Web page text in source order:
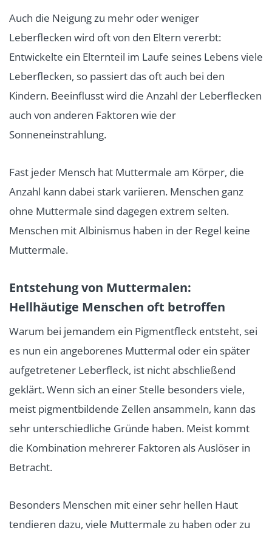
Auch die Neigung zu mehr oder weniger
Leberflecken wird oft von den Eltern vererbt:
Entwickelte ein Elternteil im Laufe seines Lebens viele
Leberflecken, so passiert das oft auch bei den
Kindern. Beeinflusst wird die Anzahl der Leberflecken
auch von anderen Faktoren wie der
Sonneneinstrahlung.
Fast jeder Mensch hat Muttermale am Körper, die
Anzahl kann dabei stark variieren. Menschen ganz
ohne Muttermale sind dagegen extrem selten.
Menschen mit Albinismus haben in der Regel keine
Muttermale.
Entstehung von Muttermalen:
Hellhäutige Menschen oft betroffen
Warum bei jemandem ein Pigmentfleck entsteht, sei
es nun ein angeborenes Muttermal oder ein später
aufgetretener Leberfleck, ist nicht abschließend
geklärt. Wenn sich an einer Stelle besonders viele,
meist pigmentbildende Zellen ansammeln, kann das
sehr unterschiedliche Gründe haben. Meist kommt
die Kombination mehrerer Faktoren als Auslöser in
Betracht.
Besonders Menschen mit einer sehr hellen Haut
tendieren dazu, viele Muttermale zu haben oder zu